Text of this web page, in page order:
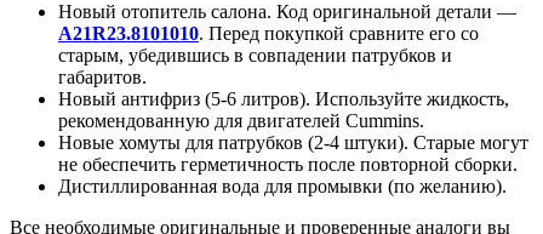
Новый отопитель салона. Код оригинальной детали —
A21R23.8101010. Перед покупкой сравните его со
старым, убедившись в совпадении патрубков и
габаритов.
Новый антифриз (5-6 литров). Используйте жидкость,
рекомендованную для двигателей Cummins.
Новые хомуты для патрубков (2-4 штуки). Старые могут
не обеспечить герметичность после повторной сборки.
Дистиллированная вода для промывки (по желанию).
Все необходимые оригинальные и проверенные аналоги вы